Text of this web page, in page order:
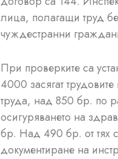
лица, полагащи труд
чуждестранни
При проверките са
4000 засягат
труда, над 850 бр. по
осигуряването на
бр. Над 490 бр. от тях
документиране на